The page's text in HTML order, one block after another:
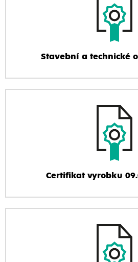
Stavební a technické
Certifikat vyrobku